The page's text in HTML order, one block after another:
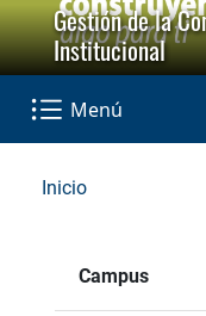
Gestión de la
Institucional
Menú
Inicio
Campus